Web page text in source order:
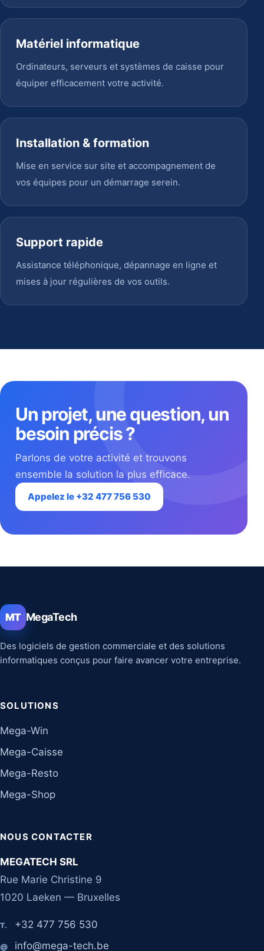
Matériel informatique
Ordinateurs, serveurs et systèmes de caisse pour
équiper efficacement votre activité.
Installation & formation
Mise en service sur site et accompagnement de
vos équipes pour un démarrage serein.
Support rapide
Assistance téléphonique, dépannage en ligne et
mises à jour régulières de vos outils.
Un projet, une question, un
besoin précis ?
Parlons de votre activité et trouvons
ensemble la solution la plus efficace.
Appelez le +32 477 756 530
MT MegaTech
Des logiciels de gestion commerciale et des solutions
informatiques conçus pour faire avancer votre entreprise.
SOLUTIONS
Mega-Win
Mega-Caisse
Mega-Resto
Mega-Shop
NOUS CONTACTER
MEGATECH SRL
Rue Marie Christine 9
1020 Laeken — Bruxelles
T. +32 477 756 530
@ info@mega-tech.be